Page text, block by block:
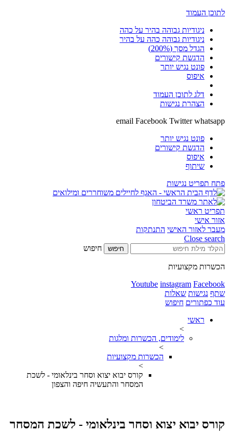
לתוכן העמוד
ניגודיות גבוהה בהיר על כהה
ניגודיות גבוהה כהה על בהיר
הגדל מסך (200%)
הדגשת קישורים
פונט נגיש יותר
איפוס
דלג לתוכן העמוד
הצהרת נגישות
email Facebook Twitter whatsapp
פונט נגיש יותר
הדגשת קישורים
איפוס
שיתוף
פתח תפריט נגישות
תפריט ראשי
אזור אישי
מעבר לאזור האישי התנתקות
Close search
חיפוש חיפוש
הכשרות מקצועיות
Youtube instagram Facebook
שתף נגישות שאלות
עוד כפתורים חיפוש
ראשי
>
לימודים, הכשרות ומלגות
>
הכשרות מקצועיות
>
קורס יבוא יצוא וסחר בינלאומי - לשכת
המסחר והתעשיה חיפה והצפון
קורס יבוא יצוא וסחר בינלאומי - לשכת המסחר